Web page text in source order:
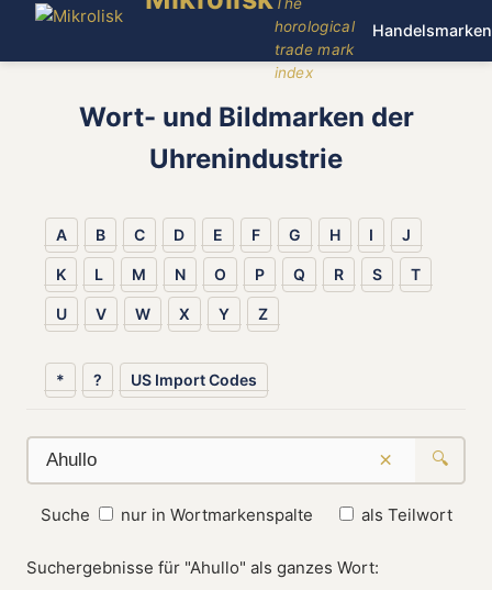
horological
trade mark
index
Handelsmarken
Wort- und Bildmarken der
Uhrenindustrie
A B C D E F G H I J
K L M N O P Q R S T
U V W X Y Z
* ? US Import Codes
× 🔍
Suche nur in Wortmarkenspalte als Teilwort
Suchergebnisse für "Ahullo" als ganzes Wort: